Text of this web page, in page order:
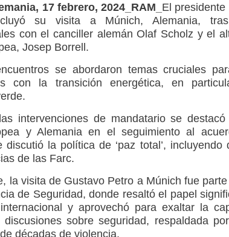
17 febrero, 2024_RAM_ El
su visita a Múnich, Alemania,
con el canciller alemán Olaf Scholz y el
Josep Borrell.
se abordaron temas cruciales
con la transición energética, en
intervenciones de mandatario se
y Alemania en el seguimiento al
discutió la política de ‘paz total’,
de las Farc.
la visita de Gustavo Petro a Múnich fue
de Seguridad, donde resaltó el papel
y aprovechó para exaltar la
discusiones sobre seguridad, respaldada
décadas de violencia.